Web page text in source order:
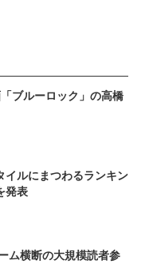
ブルーロック」の高橋
イルにまつわるランキン
発表
ム横断の大規模読者参